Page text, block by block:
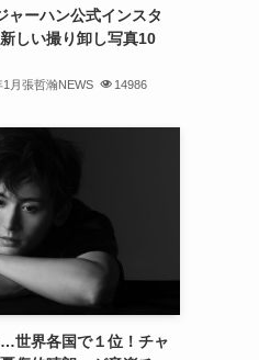
(32)
(26)
(23)
(13)
(8)
ャーハン公式インスタ
しい撮り卸し写真10
1月張哲瀚NEWS 14986
世界各国で１位！チャ